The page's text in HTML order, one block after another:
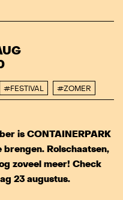
#FESTIVAL #ZOMER
is CONTAINERPARK
Rolschaatsen,
zoveel meer! Check
23 augustus.